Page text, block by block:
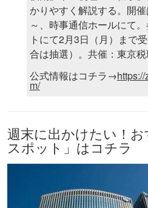
かりやすく解説する。開
～、時事通信ホールにて
トにて2月3日（月）まで
合は抽選）。共催：東京税
公式情報はコチラ→
m/
週末に出かけたい！
スポット」はコチラ